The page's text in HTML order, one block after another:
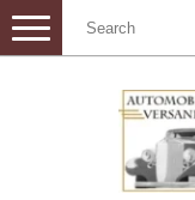
Toggle
navigation